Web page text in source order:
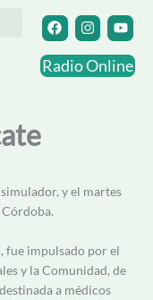
F
a
c
e
b
I
n
s
t
a
Y
o
u
t
u
Radio Online
y el martes
fue impulsado por el
y la Comunidad, de
a médicos